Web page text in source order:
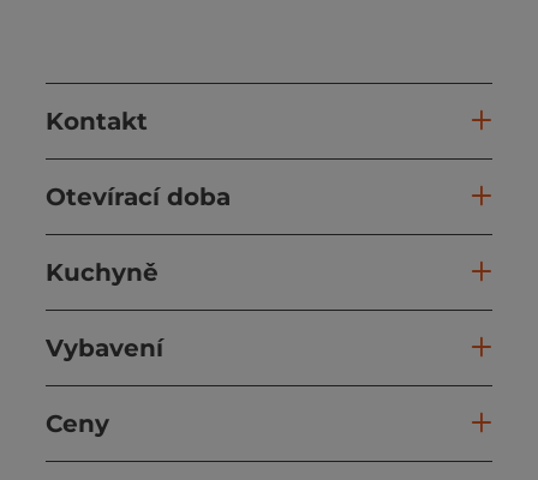
Kontakt
Otevírací doba
Kuchyně
Vybavení
Ceny